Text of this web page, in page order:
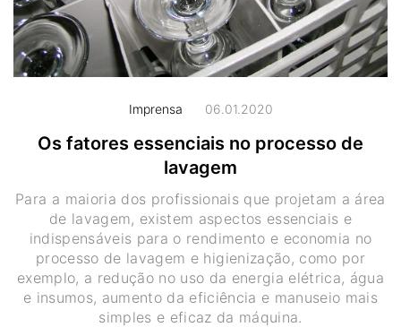
Imprensa 06.01.2020
Os fatores essenciais no processo de
lavagem
Para a maioria dos profissionais que projetam a área
de lavagem, existem aspectos essenciais e
indispensáveis para o rendimento e economia no
processo de lavagem e higienização, como por
exemplo, a redução no uso da energia elétrica, água
e insumos, aumento da eficiência e manuseio mais
simples e eficaz da máquina.